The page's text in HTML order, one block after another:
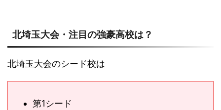
北埼玉大会・注目の強豪高校は？
北埼玉大会のシード校は
第1シード